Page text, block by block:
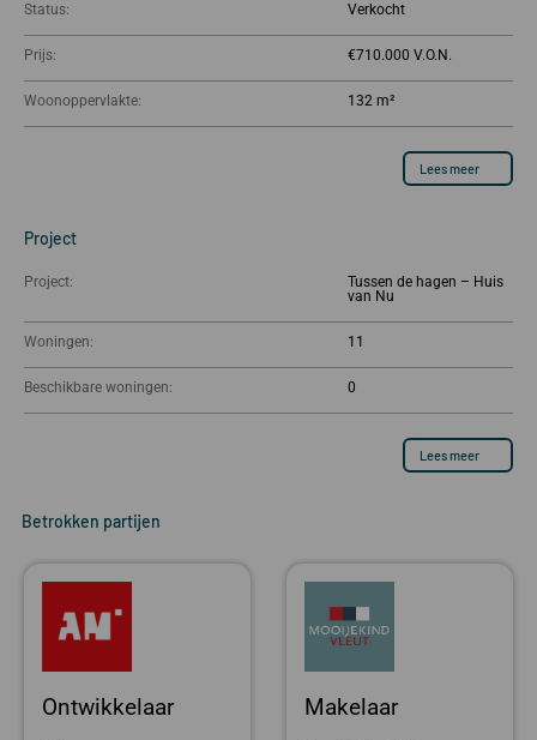
Status: Verkocht
Prijs: €710.000
Woonoppervlakte: 132 m²
Lees meer
Project
Project:
Tussen de hagen – Huis
van Nu
Woningen: 11
Beschikbare woningen: 0
Lees meer
Betrokken partijen
Ontwikkelaar Makelaar